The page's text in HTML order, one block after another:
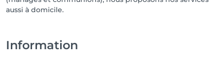
aussi à domicile.
Information